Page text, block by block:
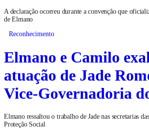
A declaração ocorreu durante a convenção que
de Elmano
Reconhecimento
Elmano e Camilo
atuação de Jade
Vice-Governadoria
Elmano ressaltou o trabalho de Jade nas secretarias
Proteção Social